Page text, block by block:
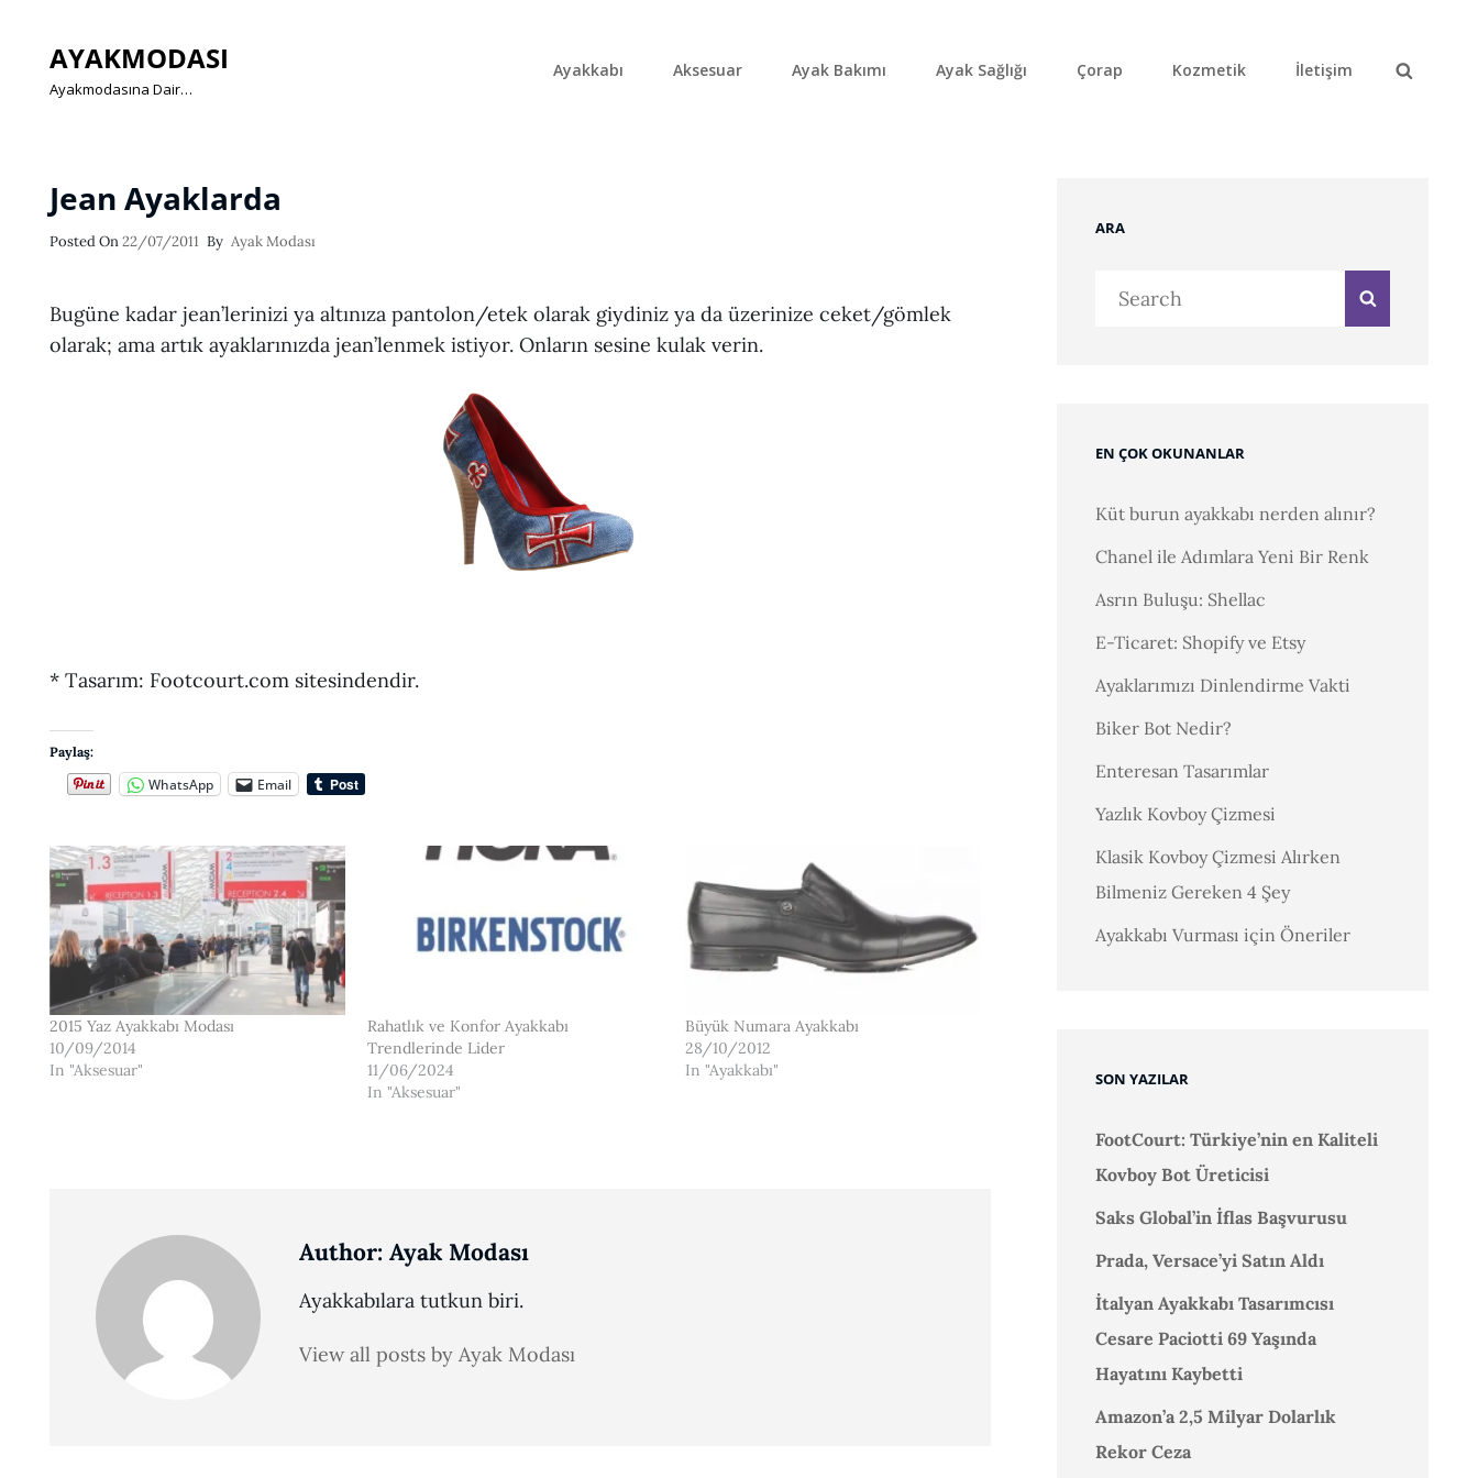
AYAKMODASI
Ayakmodasına Dair…
Ayakkabı Aksesuar Ayak Bakımı Ayak Sağlığı Çorap Kozmetik
İletişim
Jean Ayaklarda
Posted OnPosted
22/07/2011 By Ayak Modası
Bugüne kadar jean’lerinizi ya altınıza pantolon/etek olarak giydiniz ya da üzerinize ceket/gömlek
olarak; ama artık ayaklarınızda jean’lenmek istiyor. Onların sesine kulak verin.
* Tasarım: Footcourt.com sitesindendir.
Paylaş:
WhatsApp Email
2015 Yaz Ayakkabı Modası
10/09/2014
In "Aksesuar"
Rahatlık ve Konfor Ayakkabı
Trendlerinde Lider
11/06/2024
In "Aksesuar"
Büyük Numara Ayakkabı
28/10/2012
In "Ayakkabı"
Author: Ayak Modası
Ayakkabılara tutkun biri.
View all posts by Ayak Modası
ARA
EN ÇOK OKUNANLAR
Küt burun ayakkabı nerden alınır?
Chanel ile Adımlara Yeni Bir Renk
Asrın Buluşu: Shellac
E-Ticaret: Shopify ve Etsy
Ayaklarımızı Dinlendirme Vakti
Biker Bot Nedir?
Enteresan Tasarımlar
Yazlık Kovboy Çizmesi
Klasik Kovboy Çizmesi Alırken
Bilmeniz Gereken 4 Şey
Ayakkabı Vurması için Öneriler
SON YAZILAR
FootCourt: Türkiye’nin en Kaliteli
Kovboy Bot Üreticisi
Saks Global’in İflas Başvurusu
Prada, Versace’yi Satın Aldı
İtalyan Ayakkabı Tasarımcısı
Cesare Paciotti 69 Yaşında
Hayatını Kaybetti
Amazon’a 2,5 Milyar Dolarlık
Rekor Ceza